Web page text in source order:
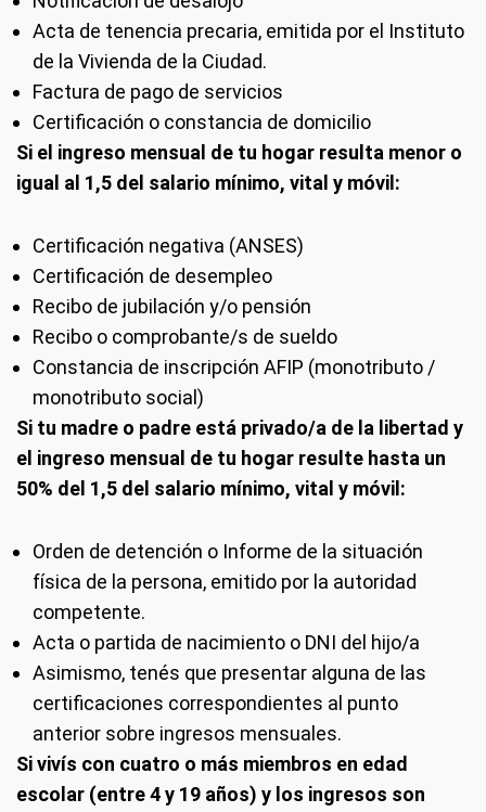
Acta de tenencia precaria, emitida por el Instituto
de la Vivienda de la Ciudad.
Factura de pago de servicios
Certificación o constancia de domicilio
Si el ingreso mensual de tu hogar resulta menor o
igual al 1,5 del salario mínimo, vital y móvil:
Certificación negativa (ANSES)
Certificación de desempleo
Recibo de jubilación y/o pensión
Recibo o comprobante/s de sueldo
Constancia de inscripción AFIP (monotributo /
monotributo social)
Si tu madre o padre está privado/a de la libertad y
el ingreso mensual de tu hogar resulte hasta un
50% del 1,5 del salario mínimo, vital y móvil:
Orden de detención o Informe de la situación
física de la persona, emitido por la autoridad
competente.
Acta o partida de nacimiento o DNI del hijo/a
Asimismo, tenés que presentar alguna de las
certificaciones correspondientes al punto
anterior sobre ingresos mensuales.
Si vivís con cuatro o más miembros en edad
escolar (entre 4 y 19 años) y los ingresos son